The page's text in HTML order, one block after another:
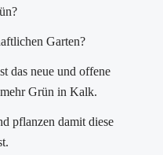
Garten?
das neue und offene
Grün in Kalk.
pflanzen damit diese